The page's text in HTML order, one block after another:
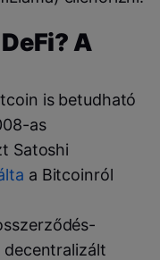
A
is betudható
as
Satoshi
a Bitcoinról